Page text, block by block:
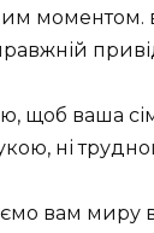
моментом.
щоб ваша
ні
вам миру в